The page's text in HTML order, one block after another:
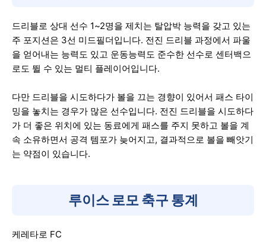
드리블로 상대 선수 1~2명을 제치는 탈압박 능력을 갖고 있는
주 포지션은 3선 미드필더입니다. 전진 드리블 과정에서 파울
을 얻어내는 능력도 있고 운동능력도 준수한 선수로 센터백으
로도 뛸 수 있는 멀티 플레이어입니다.
다만 드리블을 시도하다가 볼을 끄는 경향이 있어서 패스 타이
밍을 놓치는 경우가 많은 선수입니다. 전진 드리블을 시도하다
가 더 좋은 위치에 있는 동료에게 패스를 주지 못하고 볼을 계
속 소유하면서 공격 템포가 늦어지고, 결과적으로 볼을 빼앗기
는 약점이 있습니다.
루이스 로모 축구 통계
케레타로 FC